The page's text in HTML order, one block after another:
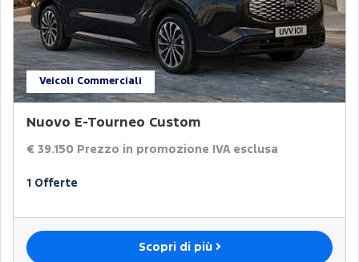
Veicoli Commerciali
Nuovo E-Tourneo Custom
€ 39.150 Prezzo in promozione IVA esclusa
1 Offerte
Scopri di più